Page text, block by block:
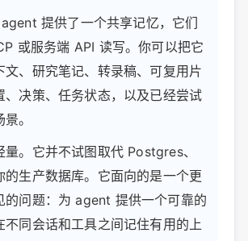
提供了一个共享记忆，它们
或服务端 API 读写。你可以把它
文、研究笔记、转录稿、可复用片
、决策、任务状态，以及已经尝试
。
量。它并不试图取代 Postgres、
的生产数据库。它面向的是一个更
的问题：为 agent 提供一个可靠的
不同会话和工具之间记住有用的上